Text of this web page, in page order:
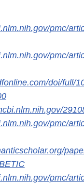
pmc/
pmc/
doi/full/
pmc/
pmc/